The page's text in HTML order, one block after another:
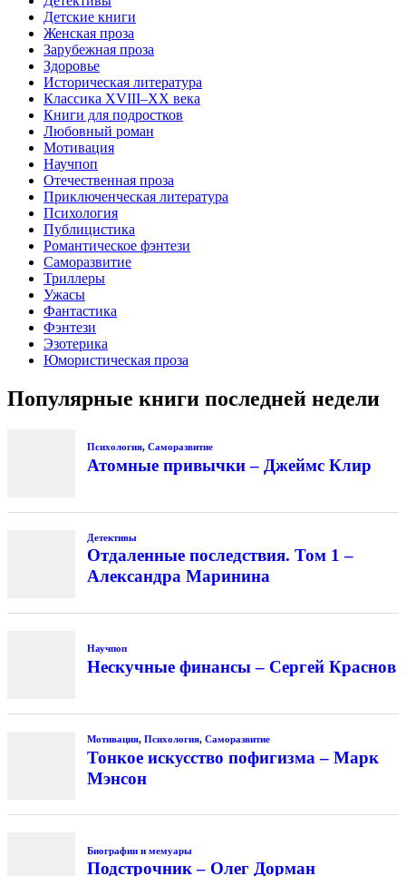
Детские книги
Женская проза
Зарубежная проза
Здоровье
Историческая литература
Классика XVIII–XX века
Книги для подростков
Любовный роман
Мотивация
Научпоп
Отечественная проза
Приключенческая литература
Психология
Публицистика
Романтическое фэнтези
Саморазвитие
Триллеры
Ужасы
Фантастика
Фэнтези
Эзотерика
Юмористическая проза
Популярные книги последней недели